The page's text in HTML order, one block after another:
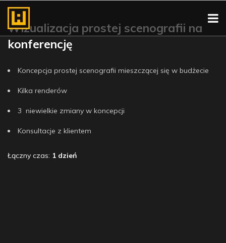
Wizualizacja prostej scenografii na
konferencję
Koncepcja prostej scenografii mieszczącej się w budżecie
Kilka renderów
3 niewielkie zmiany w koncepcji
Konsultacje z klientem
Łączny czas: 1 dzień